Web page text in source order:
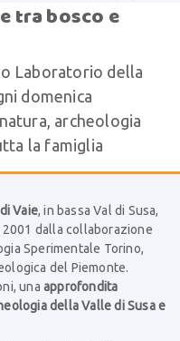
tra bosco e
Laboratorio della
domenica
archeologia
la famiglia
Vaie, in bassa Val di Susa,
2001 dalla collaborazione
Sperimentale Torino,
del Piemonte.
una approfondita
della Valle di Susa e